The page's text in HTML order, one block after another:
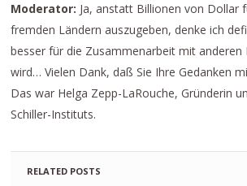
Moderator: Ja, anstatt Billionen von Dollar
fremden Ländern auszugeben, denke ich
besser für die Zusammenarbeit mit anderen
wird… Vielen Dank, daß Sie Ihre Gedanken
Das war Helga Zepp-LaRouche, Gründerin
Schiller-Instituts.
RELATED POSTS